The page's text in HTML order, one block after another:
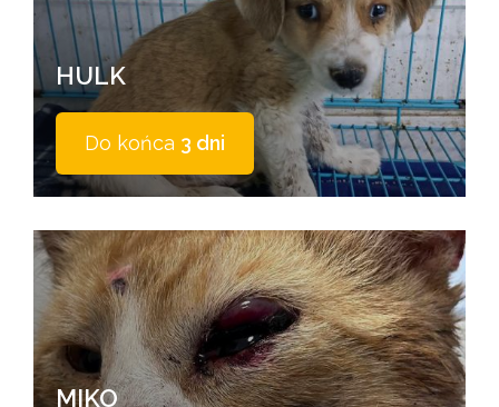
HULK
Do końca 3 dni
MIKO